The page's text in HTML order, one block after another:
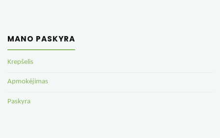
MANO PASKYRA
Krepšelis
Apmokėjimas
Paskyra